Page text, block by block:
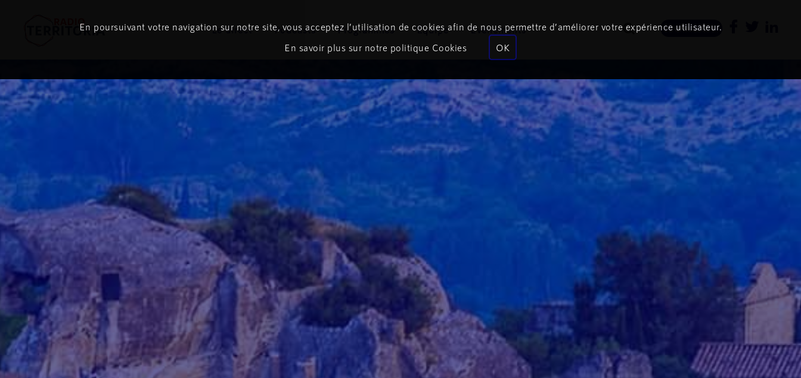
Newsletter
Le direct Podcasts Programmes Équipe Événements
En poursuivant votre navigation sur notre site, vous acceptez l’utilisation de cookies afin de nous permettre d’améliorer votre expérience utilisateur.
En savoir plus sur notre politique Cookies
OK